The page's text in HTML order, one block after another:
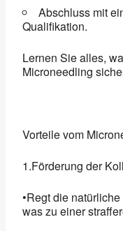
Abschluss mit
Qualifikation.
Lernen Sie alles,
Microneedling
Vorteile vom
1.Förderung der
•Regt die
was zu einer